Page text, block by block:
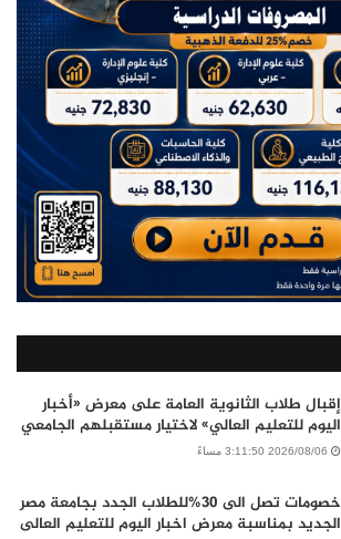
إقبال طلاب الثانوية العامة على معرض «أخبار
اليوم للتعليم العالي» لاختيار مستقبلهم الجامعي
2026/08/06 3:11:50 مساءً
خصومات تصل الى 30%للطلاب الجدد بجامعة مصر
الجديد بمناسبة معرض اخبار اليوم للتعليم العالى